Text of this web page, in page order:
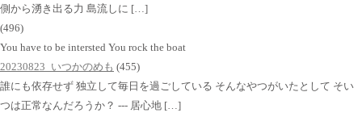
側から湧き出る力 島流しに […]
(496)
You have to be intersted You rock the boat
20230823_いつかのめも (455)
誰にも依存せず 独立して毎日を過ごしている そんなやつがいたとして そい
つは正常なんだろうか？ --- 居心地 […]